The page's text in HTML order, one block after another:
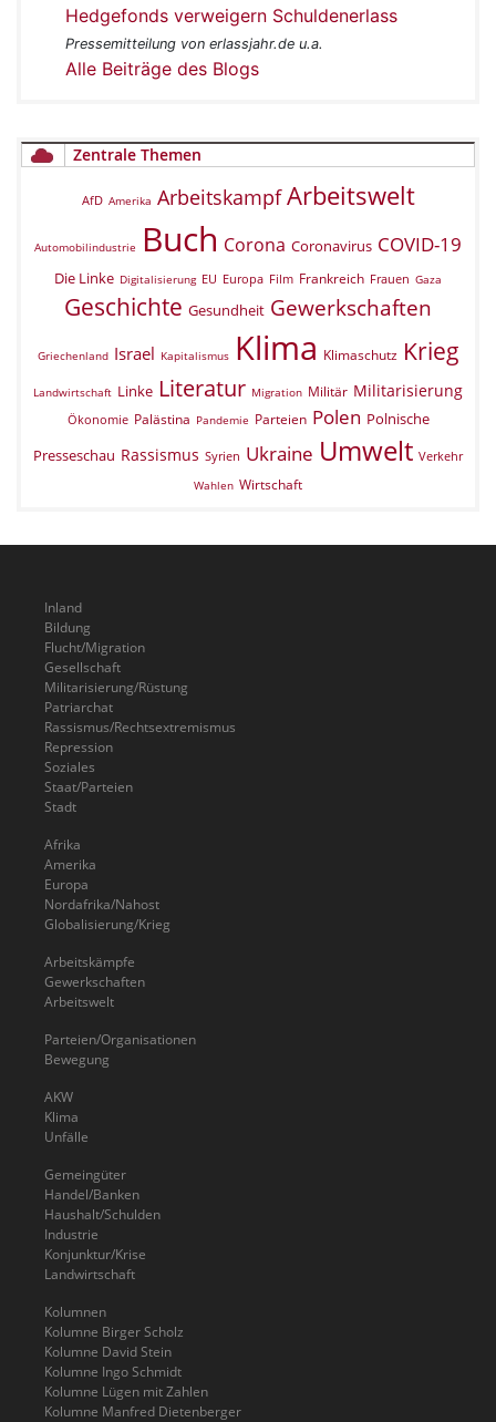
Hedgefonds verweigern Schuldenerlass
Pressemitteilung von erlassjahr.de u.a.
Alle Beiträge des Blogs
Zentrale Themen
AfD Amerika Arbeitskampf Arbeitswelt
Automobilindustrie Buch Corona Coronavirus COVID-19
Die Linke Digitalisierung EU Europa Film Frankreich Frauen Gaza
Geschichte Gesundheit Gewerkschaften
Griechenland Israel Kapitalismus Klima Klimaschutz Krieg
Landwirtschaft Linke Literatur Migration Militär Militarisierung
Ökonomie Palästina Pandemie Parteien Polen Polnische
Presseschau Rassismus Syrien Ukraine Umwelt Verkehr
Wahlen Wirtschaft
Inland
Bildung
Flucht/Migration
Gesellschaft
Militarisierung/Rüstung
Patriarchat
Rassismus/Rechtsextremismus
Repression
Soziales
Staat/Parteien
Stadt
Afrika
Amerika
Europa
Nordafrika/Nahost
Globalisierung/Krieg
Arbeitskämpfe
Gewerkschaften
Arbeitswelt
Parteien/Organisationen
Bewegung
AKW
Klima
Unfälle
Gemeingüter
Handel/Banken
Haushalt/Schulden
Industrie
Konjunktur/Krise
Landwirtschaft
Kolumnen
Kolumne Birger Scholz
Kolumne David Stein
Kolumne Ingo Schmidt
Kolumne Lügen mit Zahlen
Kolumne Manfred Dietenberger